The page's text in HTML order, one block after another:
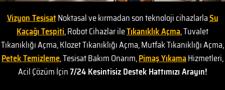
Vizyon TesisatNoktasal ve kırmadan son teknoloji cihazlarlaSu
Kaçağı Tespiti, Robot Cihazlar ileTıkanıklık Açma, Tuvalet
Tıkanıklığı Açma, Klozet Tıkanıklığı Açma, Mutfak Tıkanıklığı Açma,
Petek Temizleme, Tesisat Bakım Onarım,Pimaş YıkamaHizmetleri,
Acil Çözüm İçin7/24 Kesintisiz Destek Hattımızı Arayın!